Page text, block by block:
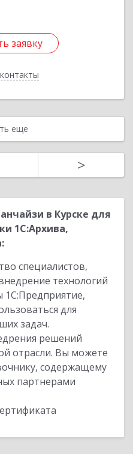
заявку
заявку
еще
>
в Курске для
1С:Архива,
специалистов,
технологий
1С:Предприятие,
для
задач.
решений
отрасли. Вы можете
содержащему
партнерами